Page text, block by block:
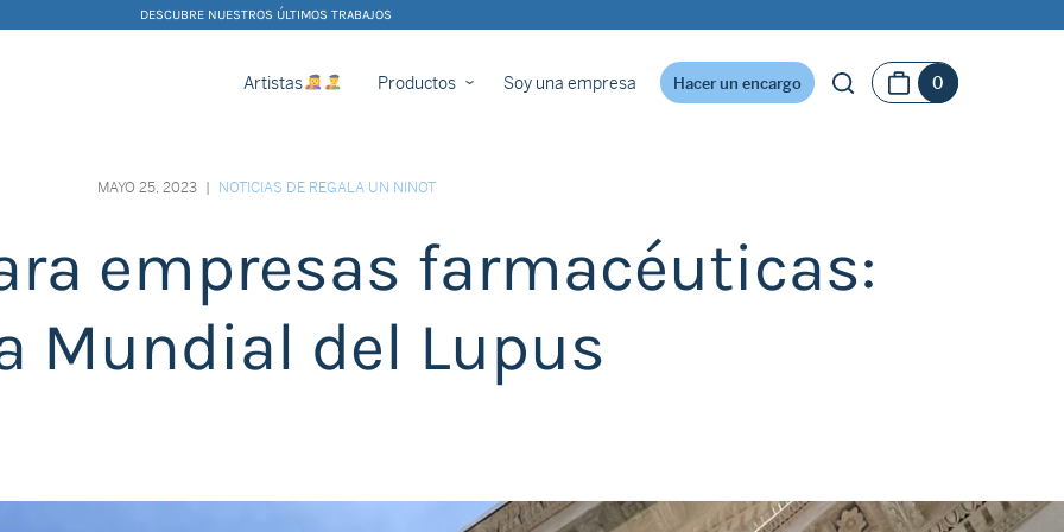
DESCUBRE NUESTROS ÚLTIMOS TRABAJOS
Artistas Productos Soy una empresa Hacer un encargo 0
MAYO 25, 2023 | NOTICIAS DE REGALA UN NINOT
empresas farmacéuticas:
Mundial del Lupus